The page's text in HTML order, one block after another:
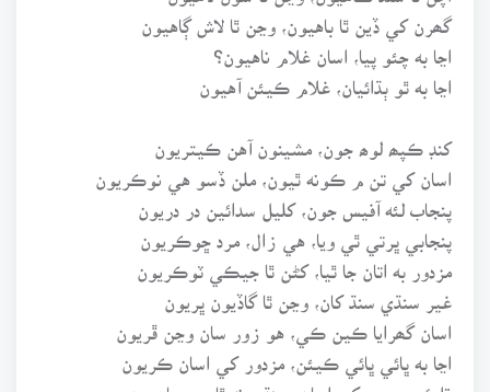
گھرن کي ڏين ٿا باهيون، وڃن ٿا لاش ڳاهيون
اڃا به چئو پيا، اسان غلام ناهيون؟
اڃا به ٿو ٻڌائيان، غلام ڪيئن آهيون
کنڊ ڪپھ لوھ جون، مشينون آهن ڪيتريون
اسان کي تن م ڪونه ٿيون، ملن ڏسو هي نوڪريون
پنجاب لئه آفيس جون، کليل سدائين در دريون
پنجابي ڀرتي ٿي ويا، هي زال، مرد ڇوڪريون
مزدور به اتان جا ٿيا، کڻن ٿا جيڪي ٽوڪريون
غير سنڌي سنڌ کان، وڃن ٿا گاڏيون ڀريون
اسان گھرايا ڪين ڪي، هو زور سان وڃن ڦريون
اڃا به ڀائي ڀائي ڪيئن، مزدور کي اسان ڪريون
ڌارئي مزدور کي اسان، سنڌي نه ٿا جي چاهيون